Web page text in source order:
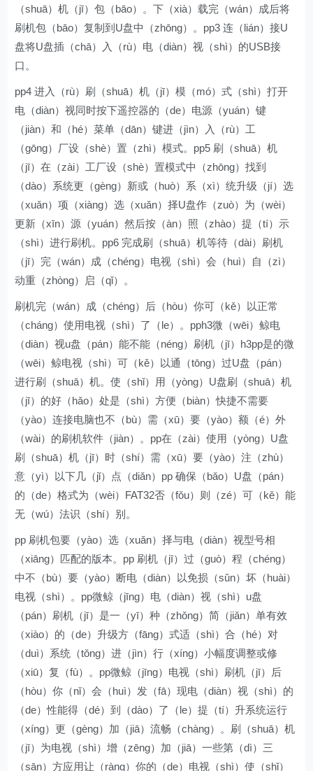
（shuā）机（jī）包（bāo）。下（xià）载完（wán）成后将
刷机包（bāo）复制到U盘中（zhōng）。pp3 连（lián）接U
盘将U盘插（chā）入（rù）电（diàn）视（shì）的USB接
口。
pp4 进入（rù）刷（shuā）机（jī）模（mó）式（shì）打开
电（diàn）视同时按下遥控器的（de）电源（yuán）键
（jiàn）和（hé）菜单（dān）键进（jìn）入（rù）工
（gōng）厂设（shè）置（zhì）模式。pp5 刷（shuā）机
（jī）在（zài）工厂设（shè）置模式中（zhōng）找到
（dào）系统更（gèng）新或（huò）系（xì）统升级（jí）选
（xuǎn）项（xiàng）选（xuǎn）择U盘作（zuò）为（wèi）
更新（xīn）源（yuán）然后按（àn）照（zhào）提（tí）示
（shì）进行刷机。pp6 完成刷（shuā）机等待（dài）刷机
（jī）完（wán）成（chéng）电视（shì）会（huì）自（zì）
动重（zhòng）启（qǐ）。
刷机完（wán）成（chéng）后（hòu）你可（kě）以正常
（cháng）使用电视（shì）了（le）。pph3微（wēi）鲸电
（diàn）视u盘（pán）能不能（néng）刷机（jī）h3pp是的微
（wēi）鲸电视（shì）可（kě）以通（tōng）过U盘（pán）
进行刷（shuā）机。使（shǐ）用（yòng）U盘刷（shuā）机
（jī）的好（hǎo）处是（shì）方便（biàn）快捷不需要
（yào）连接电脑也不（bù）需（xū）要（yào）额（é）外
（wài）的刷机软件（jiàn）。pp在（zài）使用（yòng）U盘
刷（shuā）机（jī）时（shí）需（xū）要（yào）注（zhù）
意（yì）以下几（jǐ）点（diǎn）pp 确保（bǎo）U盘（pán）
的（de）格式为（wèi）FAT32否（fǒu）则（zé）可（kě）能
无（wú）法识（shí）别。
pp 刷机包要（yào）选（xuǎn）择与电（diàn）视型号相
（xiāng）匹配的版本。pp 刷机（jī）过（guò）程（chéng）
中不（bù）要（yào）断电（diàn）以免损（sǔn）坏（huài）
电视（shì）。pp微鲸（jīng）电（diàn）视（shì）u盘
（pán）刷机（jī）是一（yī）种（zhǒng）简（jiǎn）单有效
（xiào）的（de）升级方（fāng）式适（shì）合（hé）对
（duì）系统（tǒng）进（jìn）行（xíng）小幅度调整或修
（xiū）复（fù）。pp微鲸（jīng）电视（shì）刷机（jī）后
（hòu）你（nǐ）会（huì）发（fā）现电（diàn）视（shì）的
（de）性能得（dé）到（dào）了（le）提（tí）升系统运行
（xíng）更（gèng）加（jiā）流畅（chàng）。刷（shuā）机
（jī）为电视（shì）增（zēng）加（jiā）一些第（dì）三
（sān）方应用让（ràng）你的（de）电视（shì）使（shǐ）